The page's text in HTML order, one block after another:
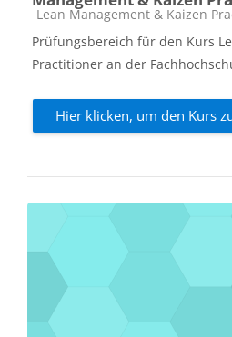
Kursbereich
Lean Management & Kaizen
Prüfungsbereich für den Kurs
Practitioner an der
Hier klicken, um den Kurs